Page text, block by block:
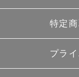
特定
プラ